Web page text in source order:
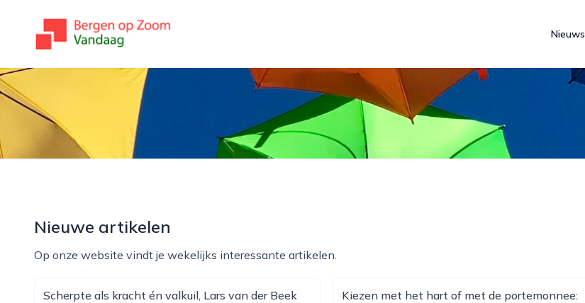
bergenopzoomvandaag.nl
Nieuws
Nieuwe artikelen
Op onze website vindt je wekelijks interessante artikelen.
Scherpte als kracht én valkuil, Lars van der Beek
Kiezen met het hart of met de portemonnee: